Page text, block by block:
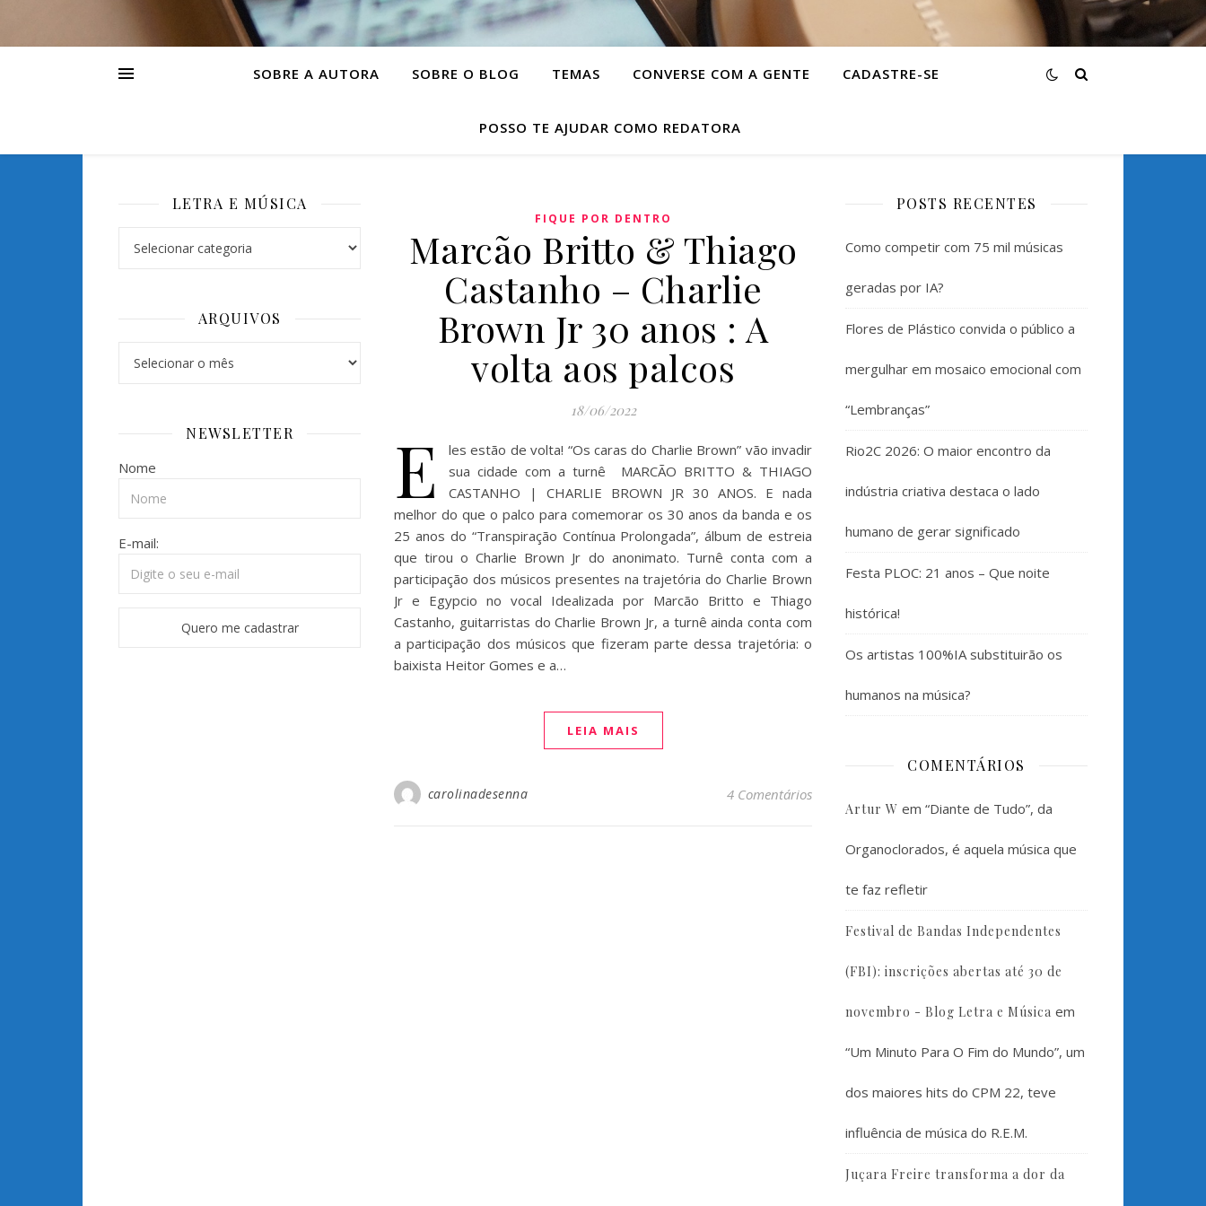
SOBRE A AUTORA SOBRE O BLOG TEMAS CONVERSE COM A GENTE CADASTRE-SE
POSSO TE AJUDAR COMO REDATORA
LETRA E MÚSICA
ARQUIVOS
NEWSLETTER
Nome
E-mail:
FIQUE POR DENTRO
Marcão Britto & Thiago
Castanho – Charlie
Brown Jr 30 anos : A
volta aos palcos
18/06/2022
E
les estão de volta! “Os caras do Charlie Brown” vão invadir
sua cidade com a turnê MARCÃO BRITTO & THIAGO
CASTANHO | CHARLIE BROWN JR 30 ANOS. E nada
melhor do que o palco para comemorar os 30 anos da banda e os
25 anos do “Transpiração Contínua Prolongada”, álbum de estreia
que tirou o Charlie Brown Jr do anonimato. Turnê conta com a
participação dos músicos presentes na trajetória do Charlie Brown
Jr e Egypcio no vocal Idealizada por Marcão Britto e Thiago
Castanho, guitarristas do Charlie Brown Jr, a turnê ainda conta com
a participação dos músicos que fizeram parte dessa trajetória: o
baixista Heitor Gomes e a…
LEIA MAIS
carolinadesenna 4 Comentários
POSTS RECENTES
Como competir com 75 mil músicas
geradas por IA?
Flores de Plástico convida o público a
mergulhar em mosaico emocional com
“Lembranças”
Rio2C 2026: O maior encontro da
indústria criativa destaca o lado
humano de gerar significado
Festa PLOC: 21 anos – Que noite
histórica!
Os artistas 100%IA substituirão os
humanos na música?
COMENTÁRIOS
Artur W em “Diante de Tudo”, da
Organoclorados, é aquela música que
te faz refletir
Festival de Bandas Independentes
(FBI): inscrições abertas até 30 de
novembro - Blog Letra e Música em
“Um Minuto Para O Fim do Mundo”, um
dos maiores hits do CPM 22, teve
influência de música do R.E.M.
Juçara Freire transforma a dor da